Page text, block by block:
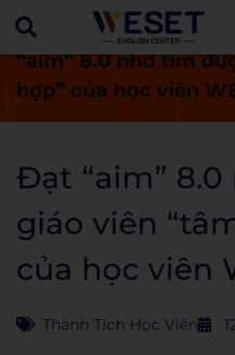
Trang chủ Thành
“aim” 8.0 nhờ tìm
hợp” của học viên
Đạt “aim”
giáo viên
của học viên
Thành Tích Học Viên